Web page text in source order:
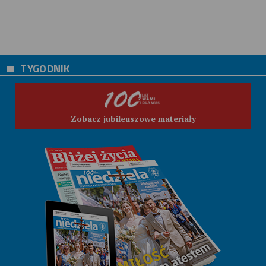
TYGODNIK
Zobacz jubileuszowe materiały